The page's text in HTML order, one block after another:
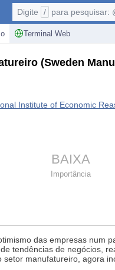
Terminal Web
Digite / para pesquisar:
(Sweden
Institute of Economic
BAIXA
Importância
das empresas num
tendências de negócios,
manufatureiro, agora